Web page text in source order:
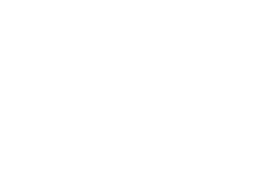
e cada profissional faz a diferença”
com nova regras do registo, alerta associação
níveis elevados de Lp(a), revela estudo